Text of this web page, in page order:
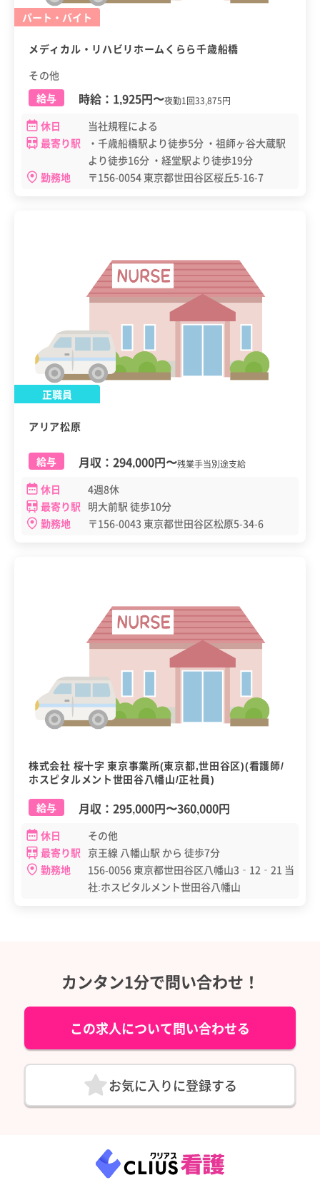
パート・バイト
メディカル・リハビリホームくらら千歳船橋
その他
給与
時給： 1,925円〜夜勤1回33,875円
休日
当社規程による
最寄り駅
・千歳船橋駅より徒歩5分 ・祖師ヶ谷大蔵駅
より徒歩16分 ・経堂駅より徒歩19分
勤務地
〒156-0054 東京都世田谷区桜丘5-16-7
正職員
アリア松原
給与 月収： 294,000円〜残業手当別途支給
休日
4週8休
最寄り駅 明大前駅 徒歩10分
勤務地
〒156-0043 東京都世田谷区松原5-34-6
株式会社 桜十字 東京事業所(東京都,世田谷区)(看護師/
ホスピタルメント世田谷八幡山/正社員)
給与
月収： 295,000円〜360,000円
休日
その他
最寄り駅 京王線 八幡山駅 から 徒歩7分
勤務地
156-0056 東京都世田谷区八幡山3‐12‐21 当
社:ホスピタルメント世田谷八幡山
カンタン1分で問い合わせ！
この求人について問い合わせる
お気に入りに登録する